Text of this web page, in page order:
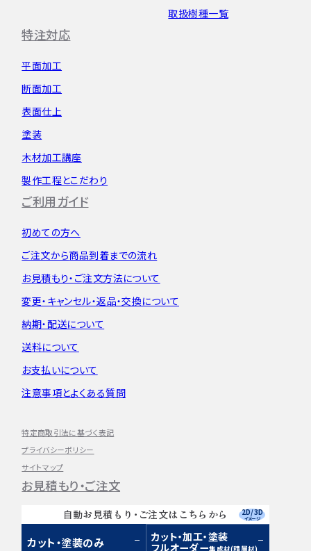
取扱樹種一覧
特注対応
平面加工
断面加工
表面仕上
塗装
木材加工講座
製作工程とこだわり
ご利用ガイド
初めての方へ
ご注文から商品到着までの流れ
お見積もり・ ご注文方法について
変更・キャンセル・返品・交換について
納期・配送について
送料について
お支払いについて
注意事項とよくある質問
特定商取引法に基づく表記
プライバシーポリシー
サイトマップ
お見積もり・ご注文
自動お見積もり・ご注文はこちらから
カット・塗装のみ
カット・加工・塗装
フルオーダー
2D/3D
イメージ